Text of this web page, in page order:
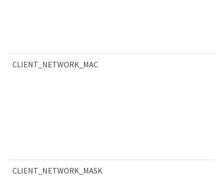
CLIENT_NETWORK_MAC
CLIENT_NETWORK_MASK